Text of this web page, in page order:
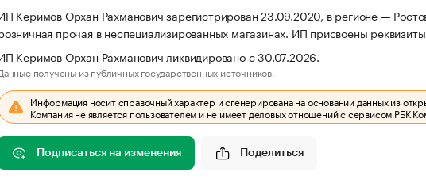
Керимов Орхан Рахманович зарегистрирован 23.09.2020, в регионе —
прочая в неспециализированных магазинах. ИП присвоены
Керимов Орхан Рахманович ликвидировано с 30.07.2026.
получены из публичных государственных источников.
Информация носит справочный характер и сгенерирована на основании данных из
Компания не является пользователем и не имеет деловых отношений с сервисом РБК
Подписаться на изменения Поделиться